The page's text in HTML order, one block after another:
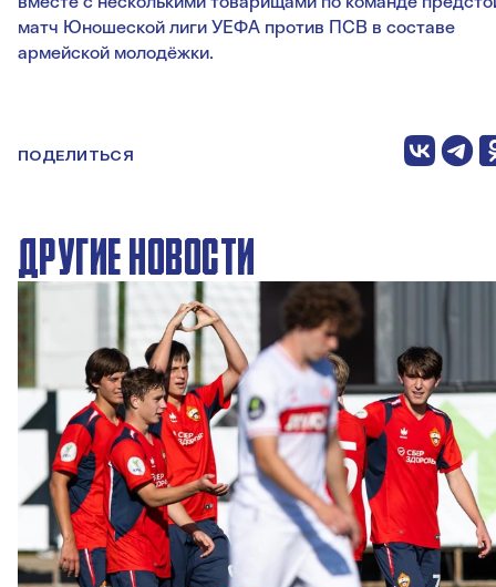
матч Юношеской лиги УЕФА против ПСВ в составе
армейской молодёжки.
ПОДЕЛИТЬСЯ
ДРУГИЕ НОВОСТИ